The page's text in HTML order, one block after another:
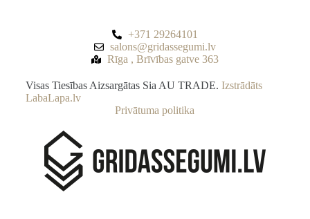
+371 29264101
salons@gridassegumi.lv
Rīga , Brīvības gatve 363
Visas Tiesības Aizsargātas Sia AU TRADE. Izstrādāts
LabaLapa.lv
Privātuma politika